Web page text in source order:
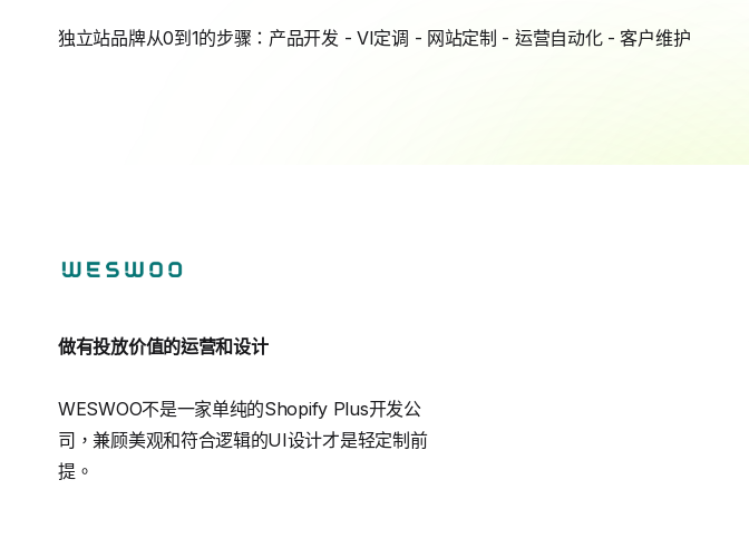
独立站品牌从0到1的步骤：产品开发 - VI定调 - 网站定制 - 运营自动化 - 客户维护
做有投放价值的运营和设计
WESWOO不是一家单纯的Shopify Plus开发公
司，兼顾美观和符合逻辑的UI设计才是轻定制前
提。